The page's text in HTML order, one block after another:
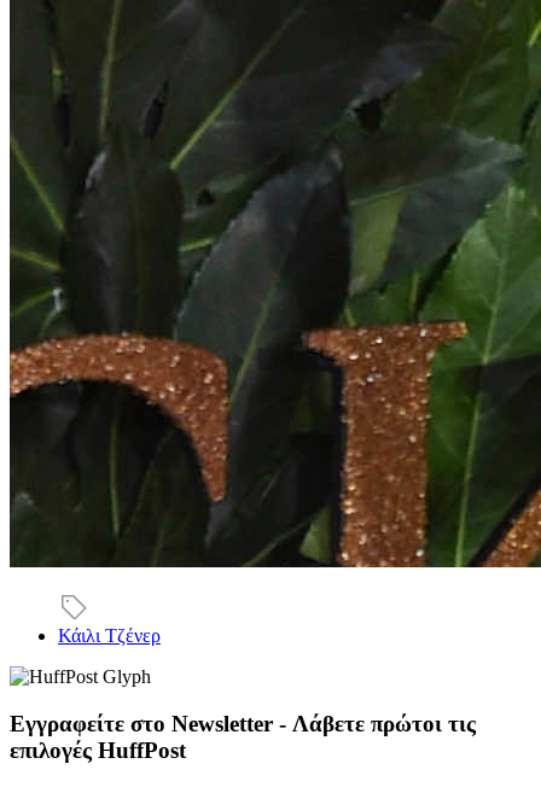
Κάιλι Τζένερ
Εγγραφείτε στο Newsletter - Λάβετε πρώτοι τις
επιλογές HuffPost